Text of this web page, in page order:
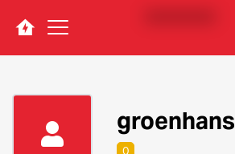
Navigation
groenhans